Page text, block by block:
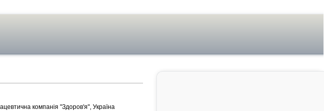
компанія "Здоров'я", Україна